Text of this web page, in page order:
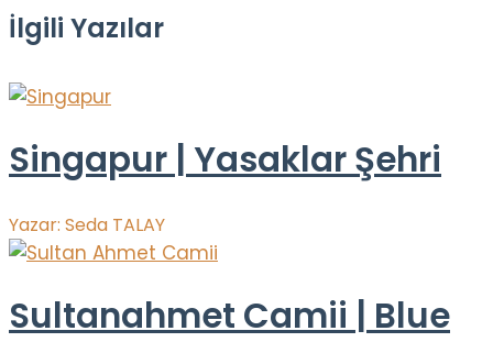
İlgili Yazılar
Singapur | Yasaklar Şehri
Yazar: Seda TALAY
Sultanahmet Camii | Blue